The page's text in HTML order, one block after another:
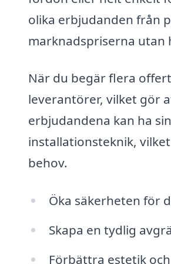
olika erbjudanden från
marknadspriserna utan
När du begär flera
leverantörer, vilket gör
erbjudandena kan ha
installationsteknik,
behov.
Öka säkerheten för
Skapa en tydlig
Förbättra estetik